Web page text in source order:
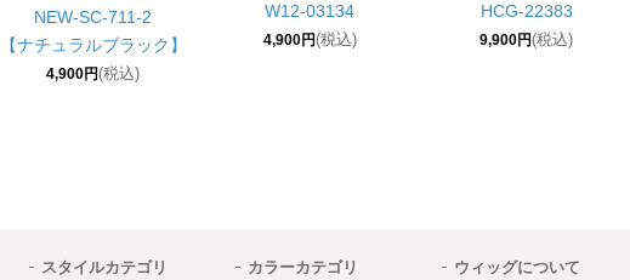
NEW-SC-711-2
【ナチュラルブラック】
4,900円(税込)
W12-03134
4,900円(税込)
HCG-22383
9,900円(税込)
スタイルカテゴリ カラーカテゴリ ウィッグについて